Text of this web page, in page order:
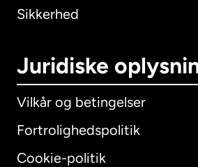
Sikkerhed
Juridiske
Vilkår og betingelser
Fortrolighedspolitik
Cookie-politik